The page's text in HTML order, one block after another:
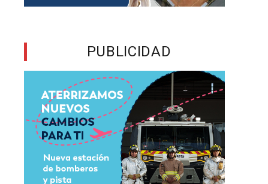
PUBLICIDAD